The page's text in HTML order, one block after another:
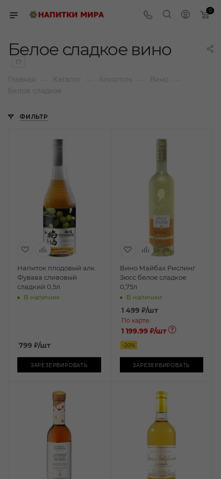
0
Белое сладкое вино
17
Главная Каталог Алкоголь Вино
Белое сладкое
ФИЛЬТР
Напиток плодовый алк.
Фувава сливовый
сладкий 0,5л
В наличии:
799 ₽/шт
ЗАРЕЗЕРВИРОВАТЬ
Вино Майбах Рислинг
Зюсс белое сладкое
0,75л
В наличии:
1 499₽/шт
По карте:
1 199.99 ₽/шт
-20%
ЗАРЕЗЕРВИРОВАТЬ